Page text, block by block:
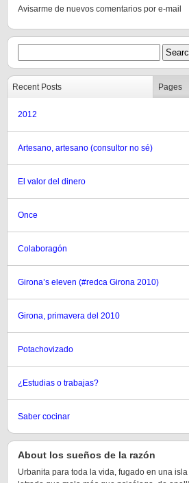
Avisarme de nuevos comentarios por e-mail
Recent Posts Pages
2012
Artesano, artesano (consultor no sé)
El valor del dinero
Once
Colaboragón
Girona’s eleven (#redca Girona 2010)
Girona, primavera del 2010
Potachovizado
¿Estudias o trabajas?
Saber cocinar
About los sueños de la razón
Urbanita para toda la vida, fugado en una